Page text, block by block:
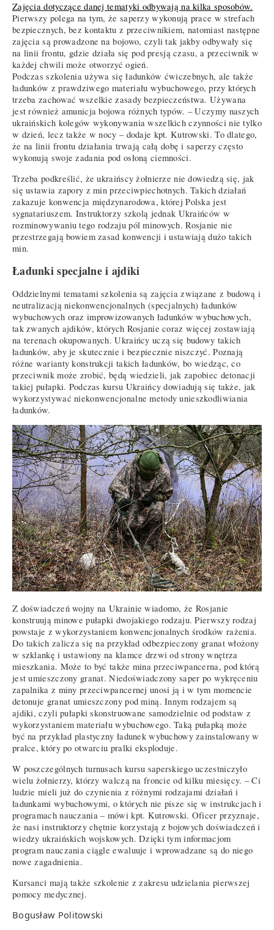
Zajęcia dotyczące danej tematyki odbywają na kilka sposobów.
Pierwszy polega na tym, że saperzy wykonują prace w strefach
bezpiecznych, bez kontaktu z przeciwnikiem, natomiast następne
zajęcia są prowadzone na bojowo, czyli tak jakby odbywały się
na linii frontu, gdzie działa się pod presją czasu, a przeciwnik w
każdej chwili może otworzyć ogień.
Podczas szkolenia używa się ładunków ćwiczebnych, ale także
ładunków z prawdziwego materiału wybuchowego, przy których
trzeba zachować wszelkie zasady bezpieczeństwa. Używana
jest również amunicja bojowa różnych typów. – Uczymy naszych
ukraińskich kolegów wykonywania wszelkich czynności nie tylko
w dzień, lecz także w nocy – dodaje kpt. Kutrowski. To dlatego,
że na linii frontu działania trwają całą dobę i saperzy często
wykonują swoje zadania pod osłoną ciemności.
Trzeba podkreślić, że ukraińscy żołnierze nie dowiedzą się, jak
się ustawia zapory z min przeciwpiechotnych. Takich działań
zakazuje konwencja międzynarodowa, której Polska jest
sygnatariuszem. Instruktorzy szkolą jednak Ukraińców w
rozminowywaniu tego rodzaju pól minowych. Rosjanie nie
przestrzegają bowiem zasad konwencji i ustawiają dużo takich
min.
Ładunki specjalne i ajdiki
Oddzielnymi tematami szkolenia są zajęcia związane z budową i
neutralizacją niekonwencjonalnych (specjalnych) ładunków
wybuchowych oraz improwizowanych ładunków wybuchowych,
tak zwanych ajdików, których Rosjanie coraz więcej zostawiają
na terenach okupowanych. Ukraińcy uczą się budowy takich
ładunków, aby je skutecznie i bezpiecznie niszczyć. Poznają
różne warianty konstrukcji takich ładunków, bo wiedząc, co
przeciwnik może zrobić, będą wiedzieli, jak zapobiec detonacji
takiej pułapki. Podczas kursu Ukraińcy dowiadują się także, jak
wykorzystywać niekonwencjonalne metody unieszkodliwiania
ładunków.
Z doświadczeń wojny na Ukrainie wiadomo, że Rosjanie
konstruują minowe pułapki dwojakiego rodzaju. Pierwszy rodzaj
powstaje z wykorzystaniem konwencjonalnych środków rażenia.
Do takich zalicza się na przykład odbezpieczony granat włożony
w szklankę i ustawiony na klamce drzwi od strony wnętrza
mieszkania. Może to być także mina przeciwpancerna, pod którą
jest umieszczony granat. Niedoświadczony saper po wykręceniu
zapalnika z miny przeciwpancernej unosi ją i w tym momencie
detonuje granat umieszczony pod miną. Innym rodzajem są
ajdiki, czyli pułapki skonstruowane samodzielnie od podstaw z
wykorzystaniem materiału wybuchowego. Taką pułapką może
być na przykład plastyczny ładunek wybuchowy zainstalowany w
pralce, który po otwarciu pralki eksploduje.
W poszczególnych turnusach kursu saperskiego uczestniczyło
wielu żołnierzy, którzy walczą na froncie od kilku miesięcy. – Ci
ludzie mieli już do czynienia z różnymi rodzajami działań i
ładunkami wybuchowymi, o których nie pisze się w instrukcjach i
programach nauczania – mówi kpt. Kutrowski. Oficer przyznaje,
że nasi instruktorzy chętnie korzystają z bojowych doświadczeń i
wiedzy ukraińskich wojskowych. Dzięki tym informacjom
program nauczania ciągle ewaluuje i wprowadzane są do niego
nowe zagadnienia.
Kursanci mają także szkolenie z zakresu udzielania pierwszej
pomocy medycznej.
Bogusław Politowski